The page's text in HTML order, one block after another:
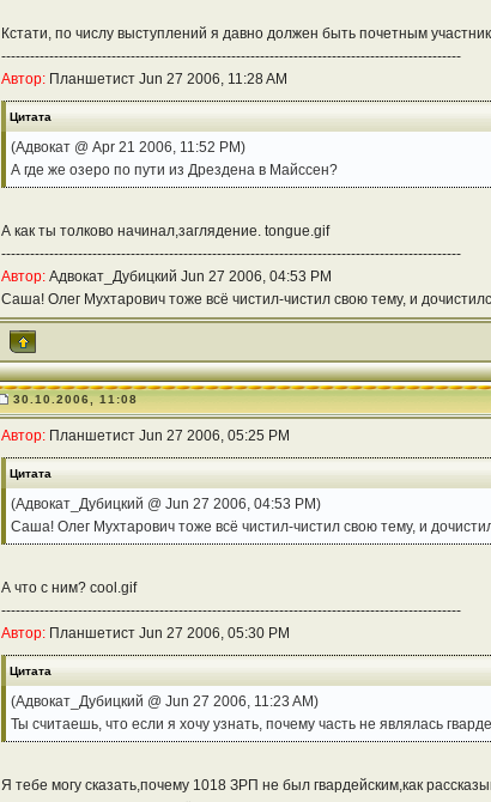
Кстати, по числу выступлений я давно должен быть почетным
------------------------------------------------------------------------------------------------
Автор:Планшетист Jun 27 2006, 11:28 AM
Цитата
(Адвокат @ Apr 21 2006, 11:52 PM)
А где же озеро по пути из Дрездена в Майссен?
А как ты толково начинал,заглядение. tongue.gif
------------------------------------------------------------------------------------------------
Автор:Адвокат_Дубицкий Jun 27 2006, 04:53 PM
Cаша! Олег Мухтарович тоже всё чистил-чистил свою тему, и
30.10.2006, 11:08
Автор:Планшетист Jun 27 2006, 05:25 PM
Цитата
(Адвокат_Дубицкий @ Jun 27 2006, 04:53 PM)
Cаша! Олег Мухтарович тоже всё чистил-чистил свою тему, и
А что с ним? cool.gif
------------------------------------------------------------------------------------------------
Автор:Планшетист Jun 27 2006, 05:30 PM
Цитата
(Адвокат_Дубицкий @ Jun 27 2006, 11:23 AM)
Ты считаешь, что если я хочу узнать, почему часть не являлась
Я тебе могу сказать,почему 1018 ЗРП не был гвардейским,как